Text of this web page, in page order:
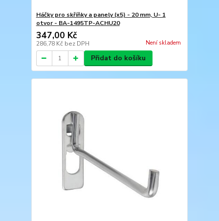
Háčky pro skříňky a panely (x5) - 20 mm, U- 1
otvor - BA-1495TP-ACHU20
347,00 Kč
286,78 Kč bez DPH Není skladem
Přidat do košíku